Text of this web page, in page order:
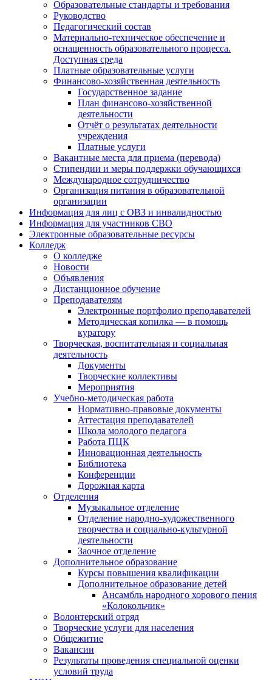
Образовательные стандарты и требования
Руководство
Педагогический состав
Материально-техническое обеспечение и
оснащенность образовательного процесса.
Доступная среда
Платные образовательные услуги
Финансово-хозяйственная деятельность
Государственное задание
План финансово-хозяйственной
деятельности
Отчёт о результатах деятельности
учреждения
Платные услуги
Вакантные места для приема (перевода)
Стипендии и меры поддержки обучающихся
Международное сотрудничество
Организация питания в образовательной
организации
Информация для лиц с ОВЗ и инвалидностью
Информация для участников СВО
Электронные образовательные ресурсы
Колледж
О колледже
Новости
Объявления
Дистанционное обучение
Преподавателям
Электронные портфолио преподавателей
Методическая копилка — в помощь
куратору
Творческая, воспитательная и социальная
деятельность
Документы
Творческие коллективы
Мероприятия
Учебно-методическая работа
Нормативно-правовые документы
Аттестация преподавателей
Школа молодого педагога
Работа ПЦК
Инновационная деятельность
Библиотека
Конференции
Дорожная карта
Отделения
Музыкальное отделение
Отделение народно-художественного
творчества и социально-культурной
деятельности
Заочное отделение
Дополнительное образование
Курсы повышения квалификации
Дополнительное образование детей
Ансамбль народного хорового пения
«Колокольчик»
Волонтерский отряд
Творческие услуги для населения
Общежитие
Вакансии
Результаты проведения специальной оценки
условий труда